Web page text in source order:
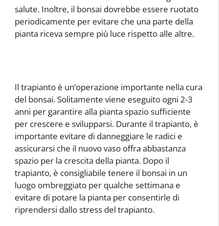
salute. Inoltre, il bonsai dovrebbe essere ruotato
periodicamente per evitare che una parte della
pianta riceva sempre più luce rispetto alle altre.
Il trapianto è un’operazione importante nella cura
del bonsai. Solitamente viene eseguito ogni 2-3
anni per garantire alla pianta spazio sufficiente
per crescere e svilupparsi. Durante il trapianto, è
importante evitare di danneggiare le radici e
assicurarsi che il nuovo vaso offra abbastanza
spazio per la crescita della pianta. Dopo il
trapianto, è consigliabile tenere il bonsai in un
luogo ombreggiato per qualche settimana e
evitare di potare la pianta per consentirle di
riprendersi dallo stress del trapianto.